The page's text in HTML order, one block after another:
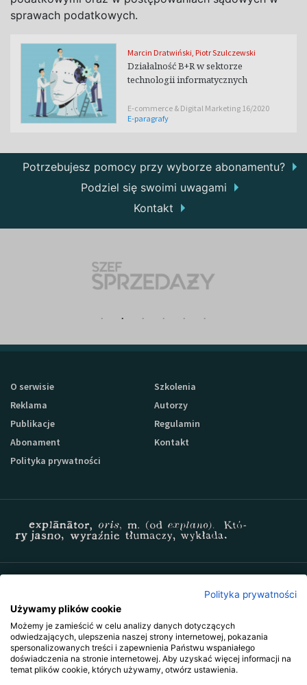
sprawach podatkowych.
Marcin Dratwiński Piotr Szulczewski
Działalność B+R w sektorze
technologii informatycznych
E-commerce & Digital Marketing 16/2020
E-paragrafy
Potrzebujesz pomocy przy wyborze abonamentu?
Podziel się swoimi uwagami
Kontakt
O serwisie
Szkolenia
Reklama
Autorzy
Publikacje
Regulamin
Abonament
Kontakt
Polityka prywatności
Polityka prywatności
Używamy plików cookie
Możemy je zamieścić w celu analizy danych dotyczących
odwiedzających, ulepszenia naszej strony internetowej, pokazania
spersonalizowanych treści i zapewnienia Państwu wspaniałego
doświadczenia na stronie internetowej. Aby uzyskać więcej informacji na
temat plików cookie, których używamy, otwórz ustawienia.